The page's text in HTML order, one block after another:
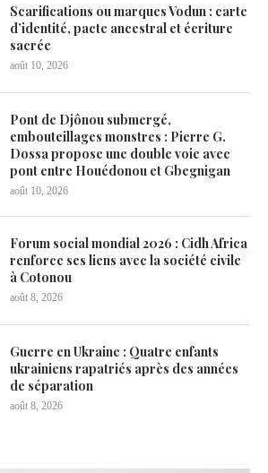
Scarifications ou marques Vodun : carte
d’identité, pacte ancestral et écriture
sacrée
août 10, 2026
Pont de Djônou submergé,
embouteillages monstres : Pierre G.
Dossa propose une double voie avec
pont entre Houédonou et Gbegnigan
août 10, 2026
Forum social mondial 2026 : Cidh Africa
renforce ses liens avec la société civile
à Cotonou
août 8, 2026
Guerre en Ukraine : Quatre enfants
ukrainiens rapatriés après des années
de séparation
août 8, 2026